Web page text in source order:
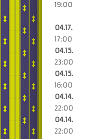
19:00
04.17.
17:00
04.15.
23:00
04.15.
16:00
04.14.
22:00
04.14.
22:00